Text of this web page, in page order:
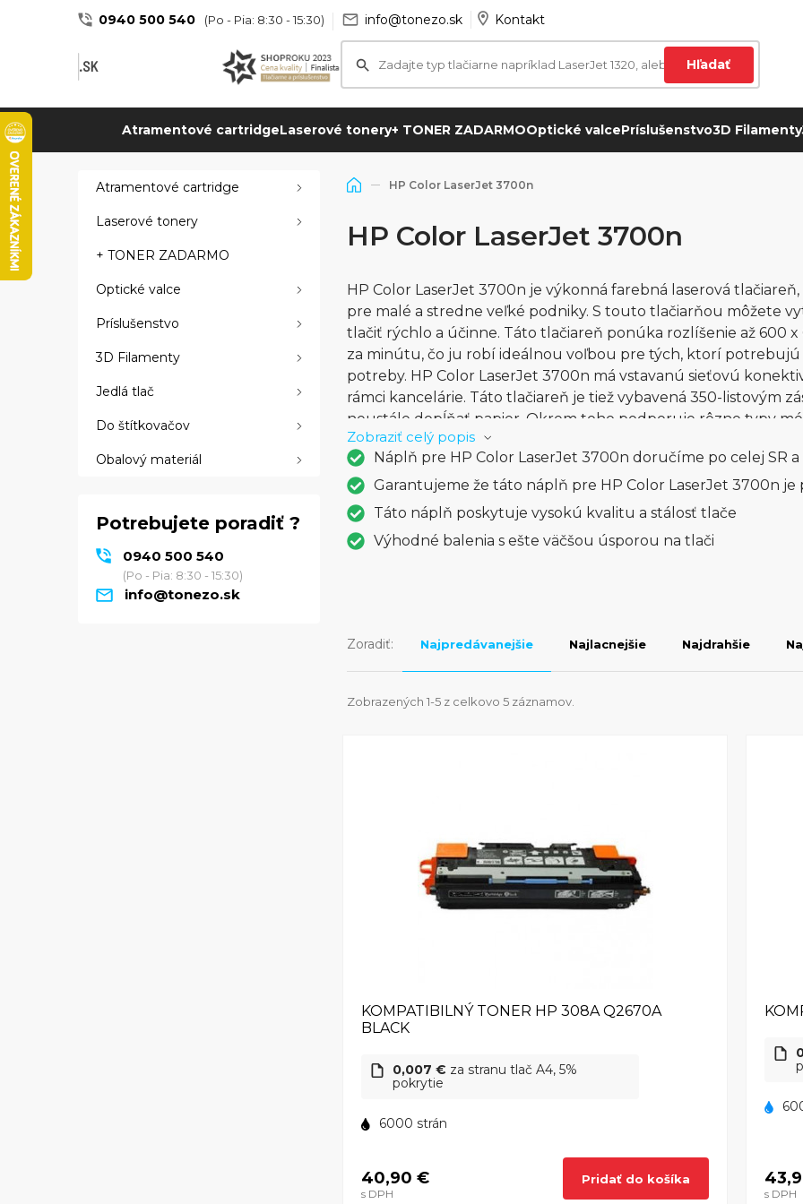
0940 500 540 (Po - Pia: 8:30 - 15:30) info@tonezo.sk Kontakt
Hľadať
Atramentové cartridgeLaserové tonery+ TONER ZADARMOOptické valcePríslušenstvo3D Filamenty
Atramentové cartridge
Laserové tonery
+ TONER ZADARMO
Optické valce
Príslušenstvo
3D Filamenty
Jedlá tlač
Do štítkovačov
Obalový materiál
Potrebujete poradiť ?
0940 500 540
(Po - Pia: 8:30 - 15:30)
info@tonezo.sk
HP Color LaserJet 3700n
HP Color LaserJet 3700n
HP Color LaserJet 3700n je výkonná farebná laserová
pre malé a stredne veľké podniky. S touto tlačiarňou môžete
tlačiť rýchlo a účinne. Táto tlačiareň ponúka rozlíšenie až 600 x
za minútu, čo ju robí ideálnou voľbou pre tých, ktorí potrebujú
potreby. HP Color LaserJet 3700n má vstavanú sieťovú
rámci kancelárie. Táto tlačiareň je tiež vybavená 350-listovým
neustále dopĺňať papier. Okrem toho podporuje rôzne typy
kartónov a veľa iného, čo z nej robí všestranného pomocníka
LaserJet 3700n môžete tlačiť z rôznych zariadení vrátane
tabletov prostredníctvom rôznych možností pripojenia. Táto
na používanie, čo ju robí ideálnou voľbou pre tých, ktorí
každodenné potreby. HP Color LaserJet 3700n je skvelá
ktorý potrebuje spoľahlivý a výkonný farebný tlačový stroj.
Zobraziť celý popis
Náplň pre HP Color LaserJet 3700n doručíme po celej SR
Garantujeme že táto náplň pre HP Color LaserJet 3700n
Táto náplň poskytuje vysokú kvalitu a stálosť tlače
Výhodné balenia s ešte väčšou úsporou na tlači
Zoradiť: Najpredávanejšie Najlacnejšie Najdrahšie
Zobrazených 1-5 z celkovo 5 záznamov.
KOMPATIBILNÝ TONER HP 308A Q2670A
BLACK
0,007 € za stranu tlač A4, 5%
pokrytie
6000 strán
40,90 €
s DPH
Pridať do košíka
s DPH